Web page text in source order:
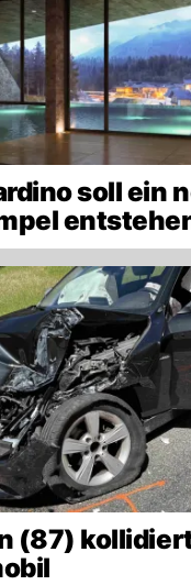
soll ein
(87)